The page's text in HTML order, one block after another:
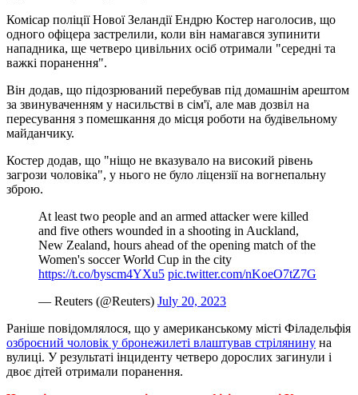
Комісар поліції Нової Зеландії Ендрю Костер наголосив, що
одного офіцера застрелили, коли він намагався зупинити
нападника, ще четверо цивільних осіб отримали "середні та
важкі поранення".
Він додав, що підозрюваний перебував під домашнім арештом
за звинуваченням у насильстві в сім'ї, але мав дозвіл на
пересування з помешкання до місця роботи на будівельному
майданчику.
Костер додав, що "ніщо не вказувало на високий рівень
загрози чоловіка", у нього не було ліцензії на вогнепальну
зброю.
At least two people and an armed attacker were killed
and five others wounded in a shooting in Auckland,
New Zealand, hours ahead of the opening match of the
Women's soccer World Cup in the city
https://t.co/byscm4YXu5 pic.twitter.com/nKoeO7tZ7G
— Reuters (@Reuters) July 20, 2023
Раніше повідомлялося, що у американському місті Філадельфія
озброєний чоловік у бронежилеті влаштував стрілянину на
вулиці. У результаті інциденту четверо дорослих загинули і
двоє дітей отримали поранення.